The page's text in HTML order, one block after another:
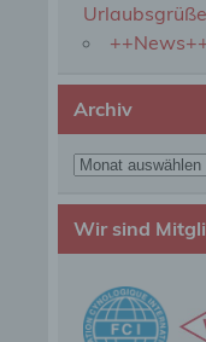
Urlaubsgrüße
Archiv
Archiv
Wir sind